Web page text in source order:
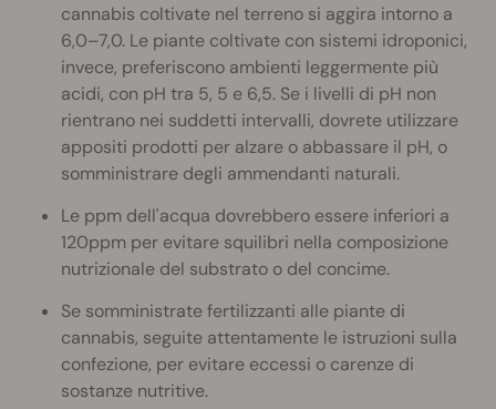
cannabis coltivate nel terreno si aggira intorno a
6,0–7,0. Le piante coltivate con sistemi idroponici,
invece, preferiscono ambienti leggermente più
acidi, con pH tra 5, 5 e 6,5. Se i livelli di pH non
rientrano nei suddetti intervalli, dovrete utilizzare
appositi prodotti per alzare o abbassare il pH, o
somministrare degli ammendanti naturali.
Le ppm dell'acqua dovrebbero essere inferiori a
120ppm per evitare squilibri nella composizione
nutrizionale del substrato o del concime.
Se somministrate fertilizzanti alle piante di
cannabis, seguite attentamente le istruzioni sulla
confezione, per evitare eccessi o carenze di
sostanze nutritive.